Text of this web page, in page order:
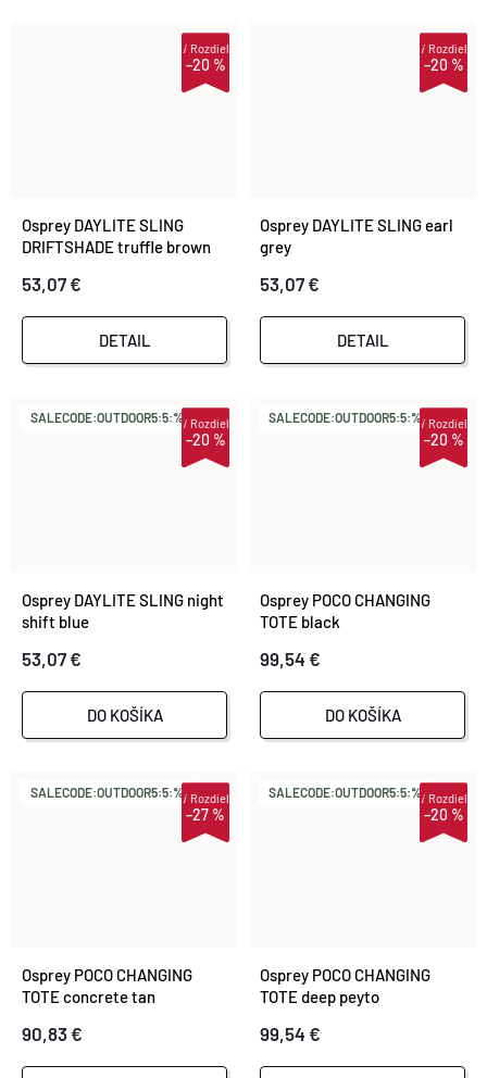
–20 %
iRozdiel
Osprey DAYLITE SLING
DRIFTSHADE truffle brown
53,07 €
DETAIL
–20 %
iRozdiel
Osprey DAYLITE SLING earl
grey
53,07 €
DETAIL
SALECODE:OUTDOOR5:5:%
–20 %
iRozdiel
Osprey DAYLITE SLING night
shift blue
53,07 €
DO KOŠÍKA
SALECODE:OUTDOOR5:5:%
–20 %
iRozdiel
Osprey POCO CHANGING
TOTE black
99,54 €
DO KOŠÍKA
SALECODE:OUTDOOR5:5:%
–27 %
iRozdiel
Osprey POCO CHANGING
TOTE concrete tan
90,83 €
SALECODE:OUTDOOR5:5:%
–20 %
iRozdiel
Osprey POCO CHANGING
TOTE deep peyto
99,54 €